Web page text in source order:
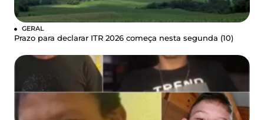
GERAL
Prazo para declarar ITR 2026 começa nesta segunda (10)